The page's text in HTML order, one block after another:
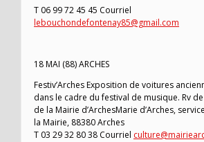
T 06 99 72 45 45 Courriel
lebouchondefontenay85@gmail.com
18 MAI (88) ARCHES
Festiv’Arches Exposition de voitures
dans le cadre du festival de musique. Rv
de la Mairie d’ArchesMarie d’Arches,
la Mairie, 88380 Arches
T 03 29 32 80 38 Courriel